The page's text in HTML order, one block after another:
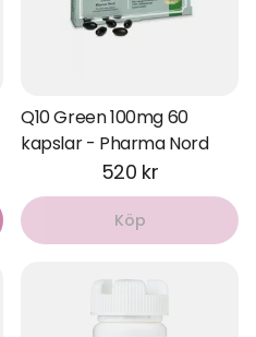
Q10 Green 100mg 60
kapslar - Pharma Nord
520 kr
Köp